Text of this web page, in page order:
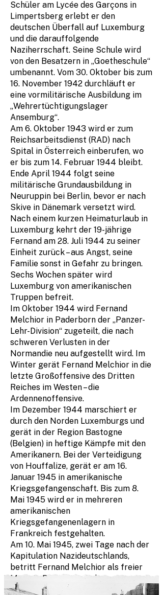
Schüler am Lycée des Garçons in
Limpertsberg erlebt er den
deutschen Überfall auf Luxemburg
und die darauffolgende
Naziherrschaft. Seine Schule wird
von den Besatzern in „Goetheschule“
umbenannt. Vom 30. Oktober bis zum
16. November 1942 durchläuft er
eine vormilitärische Ausbildung im
„Wehrertüchtigungslager
Ansemburg“.
Am 6. Oktober 1943 wird er zum
Reichsarbeitsdienst (RAD) nach
Spital in Österreich einberufen, wo
er bis zum 14. Februar 1944 bleibt.
Ende April 1944 folgt seine
militärische Grundausbildung in
Neuruppin bei Berlin, bevor er nach
Skive in Dänemark versetzt wird.
Nach einem kurzen Heimaturlaub in
Luxemburg kehrt der 19-jährige
Fernand am 28. Juli 1944 zu seiner
Einheit zurück – aus Angst, seine
Familie sonst in Gefahr zu bringen.
Sechs Wochen später wird
Luxemburg von amerikanischen
Truppen befreit.
Im Oktober 1944 wird Fernand
Melchior in Paderborn der „Panzer-
Lehr-Division“ zugeteilt, die nach
schweren Verlusten in der
Normandie neu aufgestellt wird. Im
Winter gerät Fernand Melchior in die
letzte Großoffensive des Dritten
Reiches im Westen – die
Ardennenoffensive.
Im Dezember 1944 marschiert er
durch den Norden Luxemburgs und
gerät in der Region Bastogne
(Belgien) in heftige Kämpfe mit den
Amerikanern. Bei der Verteidigung
von Houffalize, gerät er am 16.
Januar 1945 in amerikanische
Kriegsgefangenschaft. Bis zum 8.
Mai 1945 wird er in mehreren
amerikanischen
Kriegsgefangenenlagern in
Frankreich festgehalten.
Am 10. Mai 1945, zwei Tage nach der
Kapitulation Nazideutschlands,
betritt Fernand Melchior als freier
Mann in Petingen wieder
luxemburgischen Boden.